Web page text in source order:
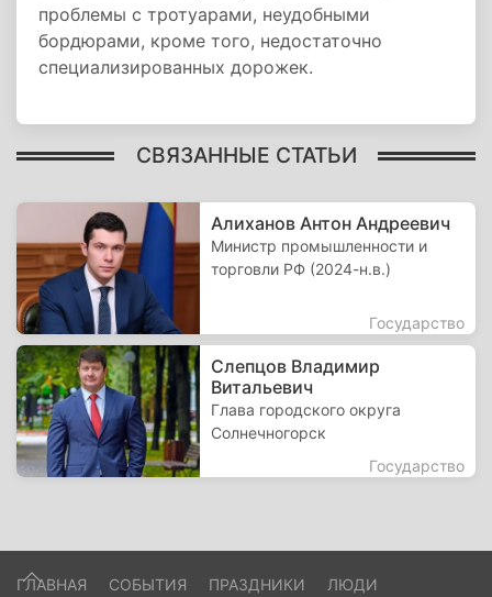
проблемы с тротуарами, неудобными
бордюрами, кроме того, недостаточно
специализированных дорожек.
СВЯЗАННЫЕ СТАТЬИ
Алиханов Антон Андреевич
Министр промышленности и
торговли РФ (2024-н.в.)
Государство
Слепцов Владимир
Витальевич
Глава городского округа
Солнечногорск
Государство
ГЛАВНАЯ СОБЫТИЯ ПРАЗДНИКИ
ЛЮДИ